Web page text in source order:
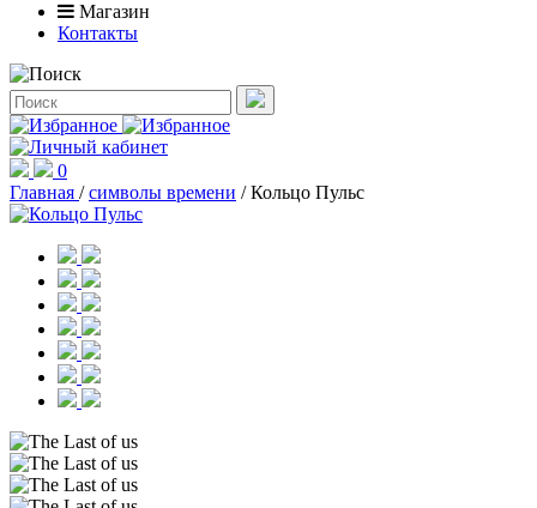
Магазин
Контакты
0
Главная /символы времени /Кольцо Пульс